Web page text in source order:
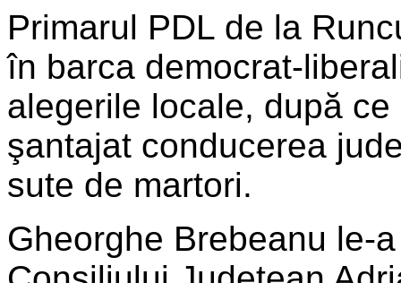
Primarul PDL de la
în barca democrat-
alegerile locale, după
şantajat conducerea
sute de martori.
Gheorghe Brebeanu le-